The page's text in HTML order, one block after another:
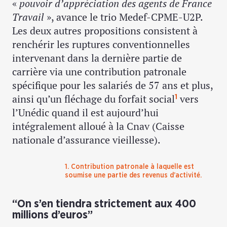
1. Contribution patronale à laquelle est
soumise une partie des revenus d’activité.
« pouvoir d’appréciation des agents de France
Travail », avance le trio Medef-CPME-U2P.
Les deux autres propositions consistent à
renchérir les ruptures conventionnelles
intervenant dans la dernière partie de
carrière via une contribution patronale
spécifique pour les salariés de 57 ans et plus,
ainsi qu’un fléchage du forfait social1 vers
l’Unédic quand il est aujourd’hui
intégralement alloué à la Cnav (Caisse
nationale d’assurance vieillesse).
“On s’en tiendra strictement aux 400
millions d’euros”